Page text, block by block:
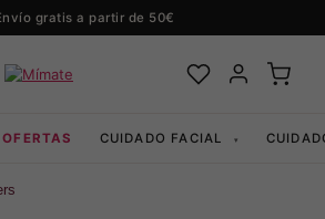
gratis a partir de 50€
OFERTAS CUIDADO FACIAL ▾